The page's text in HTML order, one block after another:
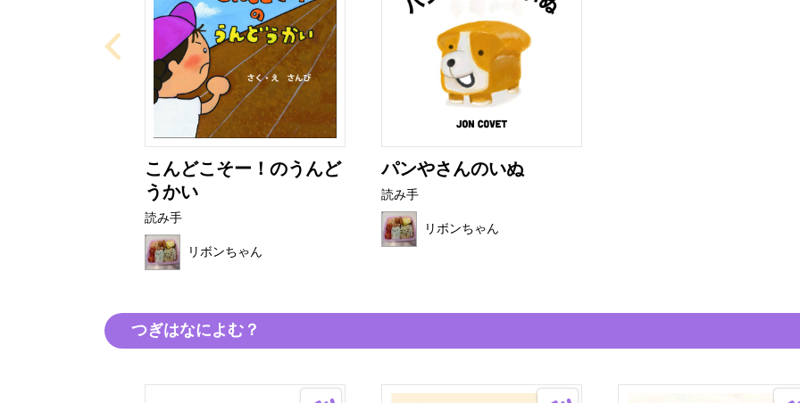
こんどこそー！のうんど
うかい
読み手
リボンちゃん
パンやさんのいぬ
読み手
リボンちゃん
つぎはなによむ？